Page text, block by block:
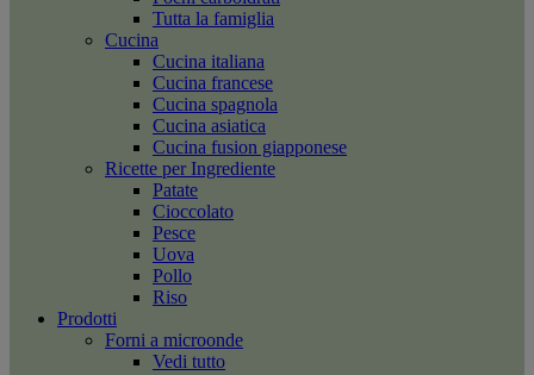
Tutta la famiglia
Cucina
Cucina italiana
Cucina francese
Cucina spagnola
Cucina asiatica
Cucina fusion giapponese
Ricette per Ingrediente
Patate
Cioccolato
Pesce
Uova
Pollo
Riso
Prodotti
Forni a microonde
Vedi tutto